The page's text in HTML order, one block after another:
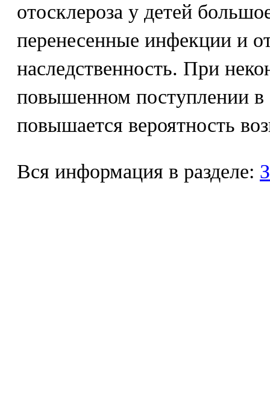
отосклероза у детей
перенесенные инфекции и
наследственность. При
повышенном поступлении в
повышается вероятность
Вся информация в разделе: